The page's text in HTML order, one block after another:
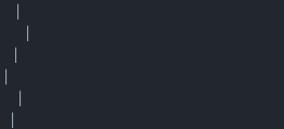
│
│
│
│